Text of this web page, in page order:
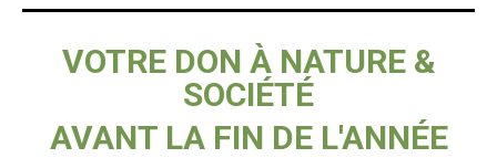
VOTRE DON À NATURE &
SOCIÉTÉ
AVANT LA FIN DE L'ANNÉE